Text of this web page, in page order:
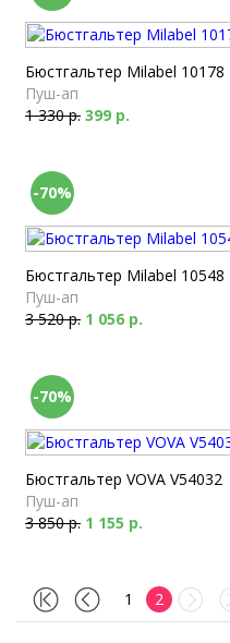
Бюстгальтер Milabel 10178
Пуш-ап
1 330 р. 399 р.
-70%
Бюстгальтер Milabel 10548
Пуш-ап
3 520 р. 1 056 р.
-70%
Бюстгальтер VOVA V54032
Пуш-ап
3 850 р. 1 155 р.
1 2